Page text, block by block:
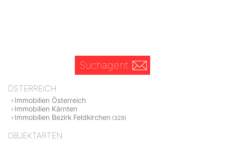
Suchagent
ÖSTERREICH
Immobilien Österreich
Immobilien Kärnten
Immobilien Bezirk Feldkirchen (329)
OBJEKTARTEN